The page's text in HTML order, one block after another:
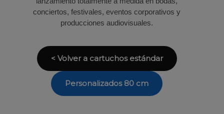
conciertos, festivales, eventos corporativos y
producciones audiovisuales.
< Volver a cartuchos estándar
Personalizados 80 cm